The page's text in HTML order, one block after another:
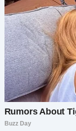
уходить. Он
следующие
извинялся,
Каждый раз
откалывается
осталась
которой я
Хуже всего
обвинял меня в